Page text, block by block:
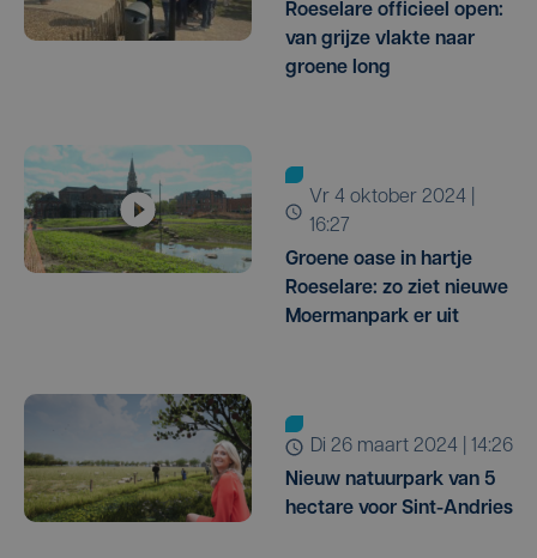
Roeselare officieel open:
van grijze vlakte naar
groene long
vr 4 oktober 2024 |
16:27
Groene oase in hartje
Roeselare: zo ziet nieuwe
Moermanpark er uit
di 26 maart 2024 | 14:26
Nieuw natuurpark van 5
hectare voor Sint-Andries